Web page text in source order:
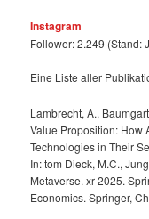
Instagram
Follower: 2.249 (Stand:
Eine Liste aller
Lambrecht, A.,
Value Proposition: How
Technologies in Their
In: tom Dieck, M.C.,
Metaverse. xr 2025.
Economics. Springer,